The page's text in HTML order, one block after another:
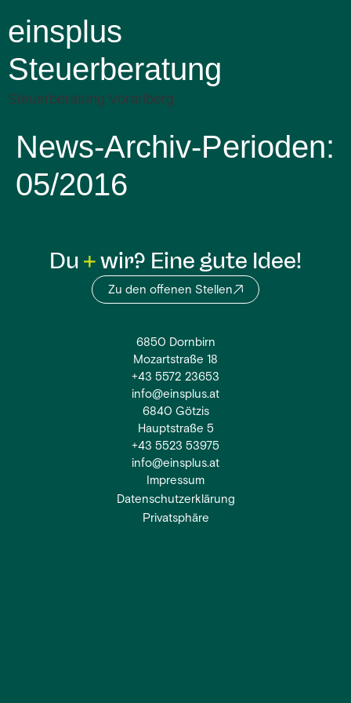
einsplus
Steuerberatung
Steuerberatung Vorarlberg
News-Archiv-Perioden:
05/2016
Du wir? Eine gute Idee!
Zu den offenen Stellen
6850 Dornbirn
Mozartstraße 18
+43 5572 23653
info@einsplus.at
6840 Götzis
Hauptstraße 5
+43 5523 53975
info@einsplus.at
Impressum
Datenschutzerklärung
Privatsphäre